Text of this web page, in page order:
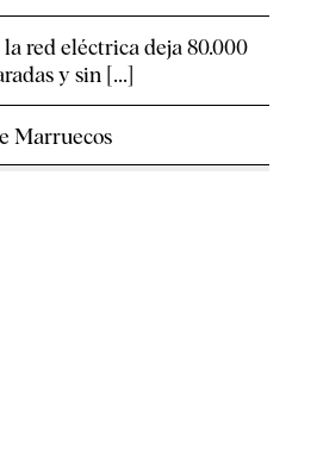
red eléctrica deja 80.000
y sin [...]
Marruecos